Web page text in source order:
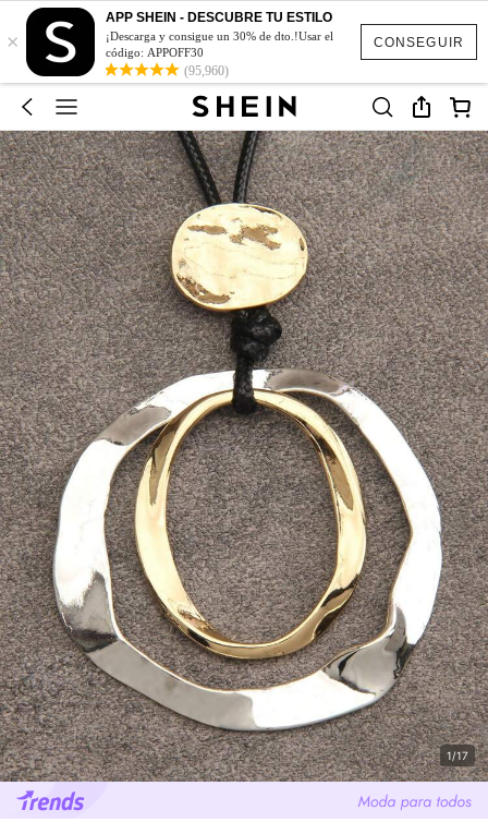
CONSEGUIR
×
APP SHEIN - DESCUBRE TU ESTILO
¡Descarga y consigue un 30% de dto.!Usar el
código: APPOFF30
(95,960)
1/17